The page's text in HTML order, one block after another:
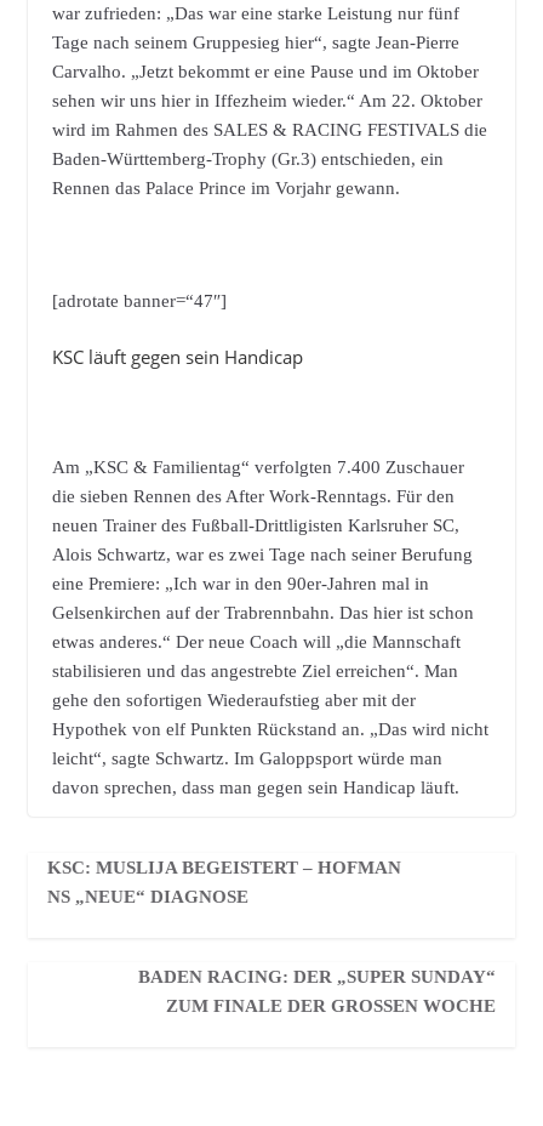
war zufrieden: „Das war eine starke Leistung nur fünf
Tage nach seinem Gruppesieg hier“, sagte Jean-Pierre
Carvalho. „Jetzt bekommt er eine Pause und im Oktober
sehen wir uns hier in Iffezheim wieder.“ Am 22. Oktober
wird im Rahmen des SALES & RACING FESTIVALS die
Baden-Württemberg-Trophy (Gr.3) entschieden, ein
Rennen das Palace Prince im Vorjahr gewann.
[adrotate banner=“47″]
KSC läuft gegen sein Handicap
Am „KSC & Familientag“ verfolgten 7.400 Zuschauer
die sieben Rennen des After Work-Renntags. Für den
neuen Trainer des Fußball-Drittligisten Karlsruher SC,
Alois Schwartz, war es zwei Tage nach seiner Berufung
eine Premiere: „Ich war in den 90er-Jahren mal in
Gelsenkirchen auf der Trabrennbahn. Das hier ist schon
etwas anderes.“ Der neue Coach will „die Mannschaft
stabilisieren und das angestrebte Ziel erreichen“. Man
gehe den sofortigen Wiederaufstieg aber mit der
Hypothek von elf Punkten Rückstand an. „Das wird nicht
leicht“, sagte Schwartz. Im Galoppsport würde man
davon sprechen, dass man gegen sein Handicap läuft.
KSC: MUSLIJA BEGEISTERT – HOFMAN
NS „NEUE“ DIAGNOSE
BADEN RACING: DER „SUPER SUNDAY“
ZUM FINALE DER GROSSEN WOCHE